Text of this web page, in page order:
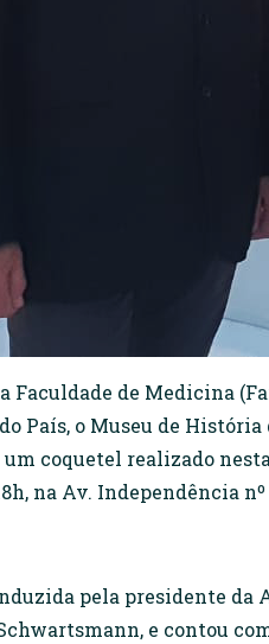
Faculdade de Medicina
País, o Museu de
um coquetel realizado
na Av. Independência nº
pela presidente da
e contou